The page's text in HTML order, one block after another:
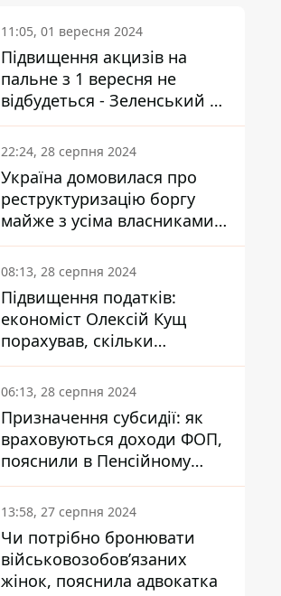
11:05, 01 вересня 2024
Підвищення акцизів на
пальне з 1 вересня не
відбудеться - Зеленський не
підписав закон
22:24, 28 серпня 2024
Україна домовилася про
реструктуризацію боргу
майже з усіма власниками
єврооблігацій: що це
означає для країни
08:13, 28 серпня 2024
Підвищення податків:
економіст Олексій Кущ
порахував, скільки
заплатить кожен українець
06:13, 28 серпня 2024
Призначення субсидії: як
враховуються доходи ФОП,
пояснили в Пенсійному
фонді
13:58, 27 серпня 2024
Чи потрібно бронювати
військовозобов’язаних
жінок, пояснила адвокатка